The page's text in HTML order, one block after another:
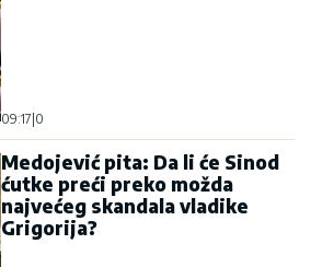
09:17|0
Medojević pita: Da li će Sinod
ćutke preći preko možda
najvećeg skandala vladike
Grigorija?